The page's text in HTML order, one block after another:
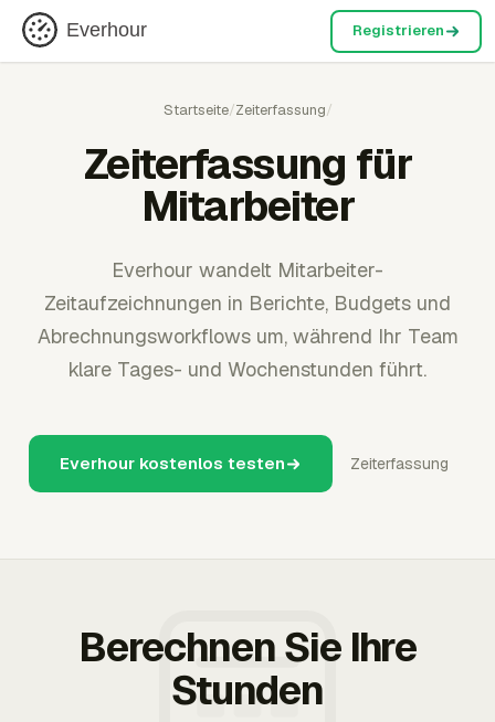
Everhour Registrieren
Startseite/Zeiterfassung/
Zeiterfassung für
Mitarbeiter
Everhour wandelt Mitarbeiter-
Zeitaufzeichnungen in Berichte, Budgets und
Abrechnungsworkflows um, während Ihr Team
klare Tages- und Wochenstunden führt.
Everhour kostenlos testen Zeiterfassung
Berechnen Sie Ihre
Stunden